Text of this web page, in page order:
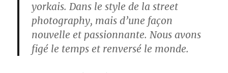
yorkais. Dans le style de lastreet
photography, mais d’une façon
nouvelle et passionnante. Nous avons
figé le temps et renversé le monde.